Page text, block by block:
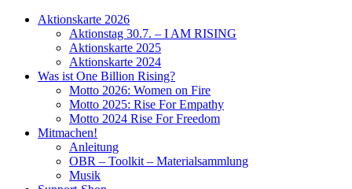
Aktionskarte 2026
Aktionstag 30.7. – I AM RISING
Aktionskarte 2025
Aktionskarte 2024
Was ist One Billion Rising?
Motto 2026: Women on Fire
Motto 2025: Rise For Empathy
Motto 2024 Rise For Freedom
Mitmachen!
Anleitung
OBR – Toolkit – Materialsammlung
Musik